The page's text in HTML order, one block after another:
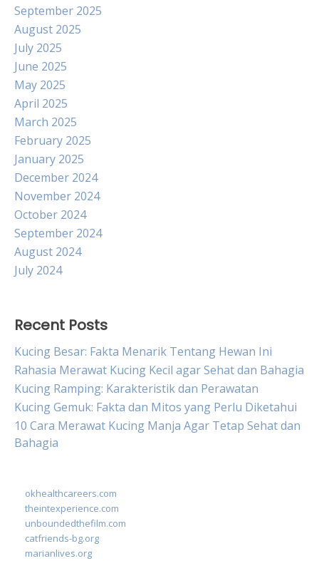
September 2025
August 2025
July 2025
June 2025
May 2025
April 2025
March 2025
February 2025
January 2025
December 2024
November 2024
October 2024
September 2024
August 2024
July 2024
Recent Posts
Kucing Besar: Fakta Menarik Tentang Hewan Ini
Rahasia Merawat Kucing Kecil agar Sehat dan Bahagia
Kucing Ramping: Karakteristik dan Perawatan
Kucing Gemuk: Fakta dan Mitos yang Perlu Diketahui
10 Cara Merawat Kucing Manja Agar Tetap Sehat dan
Bahagia
okhealthcareers.com
theintexperience.com
unboundedthefilm.com
catfriends-bg.org
marianlives.org